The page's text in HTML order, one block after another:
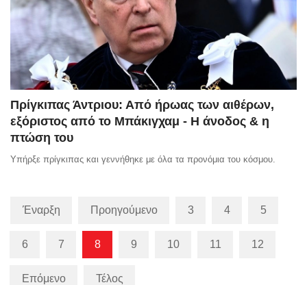
Πρίγκιπας Άντριου: Από ήρωας των αιθέρων,
εξόριστος από το Μπάκιγχαμ - Η άνοδος & η
πτώση του
Υπήρξε πρίγκιπας και γεννήθηκε με όλα τα προνόμια του κόσμου.
Έναρξη Προηγούμενο 3 4 5
6 7 8 9 10 11 12
Επόμενο Τέλος